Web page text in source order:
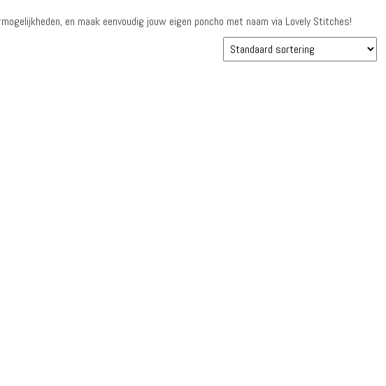
en maak eenvoudig jouw eigen poncho met naam via Lovely Stitches!